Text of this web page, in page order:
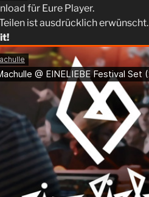
für Eure Player.
ist ausdrücklich erwünscht.